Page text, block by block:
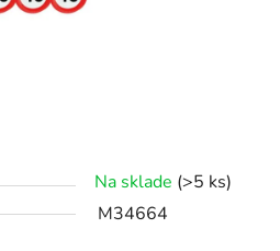
Na sklade (>5 ks)
M34664